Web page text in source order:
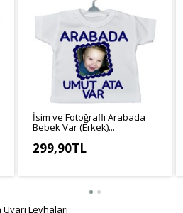
İsim ve Fotoğraflı Arabada
Bebek Var (Erkek)...
299,90TL
Levhaları